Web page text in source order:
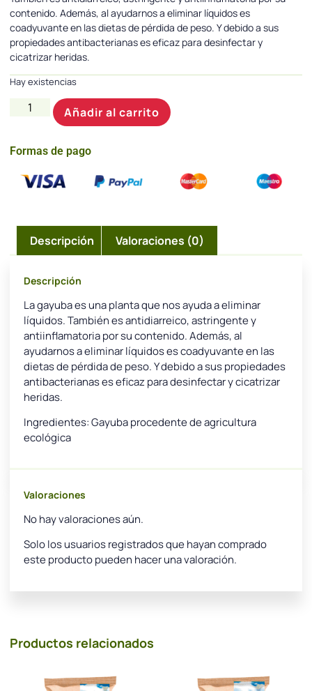
contenido. Además, al ayudarnos a eliminar líquidos es
coadyuvante en las dietas de pérdida de peso. Y debido a sus
propiedades antibacterianas es eficaz para desinfectar y
cicatrizar heridas.
Hay existencias
Añadir al carrito
Formas de pago
Descripción Valoraciones (0)
Descripción
La gayuba es una planta que nos ayuda a eliminar
líquidos. También es antidiarreico, astringente y
antiinflamatoria por su contenido. Además, al
ayudarnos a eliminar líquidos es coadyuvante en las
dietas de pérdida de peso. Y debido a sus propiedades
antibacterianas es eficaz para desinfectar y cicatrizar
heridas.
Ingredientes: Gayuba procedente de agricultura
ecológica
Valoraciones
No hay valoraciones aún.
Solo los usuarios registrados que hayan comprado
este producto pueden hacer una valoración.
Productos relacionados